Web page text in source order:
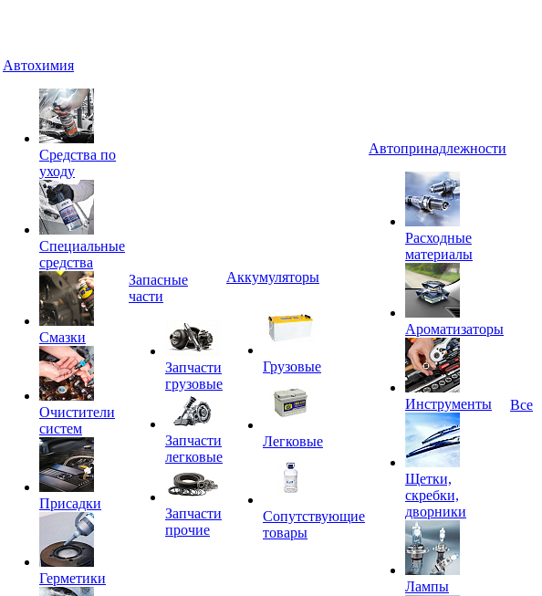
Автохимия
Средства по
уходу
Специальные
средства
Смазки
Очистители
систем
Присадки
Герметики
Запасные
части
Запчасти
грузовые
Запчасти
легковые
Запчасти
прочие
Аккумуляторы
Грузовые
Легковые
Сопутствующие
товары
Автопринадлежности
Расходные
материалы
Ароматизаторы
Инструменты
Щетки,
скребки,
дворники
Лампы
Все